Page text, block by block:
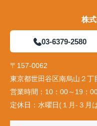
株
03-6379-2580
〒157-0062
東京都世田谷区南烏山２丁
営業時間： 10：00～19：
定休日： 水曜日(１月-３月